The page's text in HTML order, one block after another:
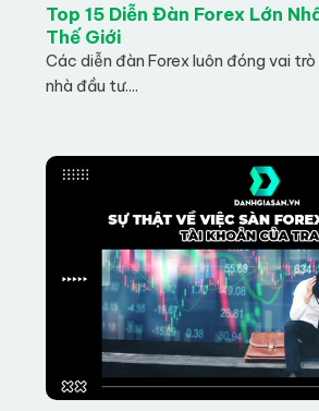
Top 15 Diễn Đàn Forex Lớn
Thế Giới
Các diễn đàn Forex luôn đóng vai
nhà đầu tư....